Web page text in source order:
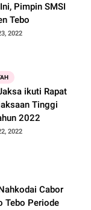
Pimpin SMSI
Tebo
2022
ikuti Rapat
Tinggi
2022
2022
Cabor
Tebo Periode